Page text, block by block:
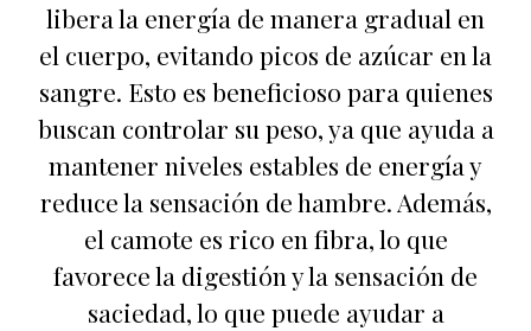
libera la energía de manera gradual en
el cuerpo, evitando picos de azúcar en la
sangre. Esto es beneficioso para quienes
buscan controlar su peso, ya que ayuda a
mantener niveles estables de energía y
reduce la sensación de hambre. Además,
el camote es rico en fibra, lo que
favorece la digestión y la sensación de
saciedad, lo que puede ayudar a